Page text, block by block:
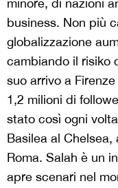
minore, di nazioni
business. Non più
globalizzazione
cambiando il risiko
suo arrivo a
1,2 milioni di
stato così ogni
Basilea al Chelsea,
Roma. Salah è un
apre scenari nel